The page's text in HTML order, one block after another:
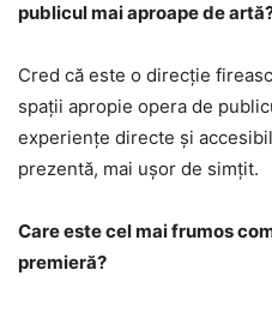
publicul mai aproape de
Cred că este o direcție
spații apropie opera de
experiențe directe și
prezentă, mai ușor de simțit.
Care este cel mai frumos
premieră?